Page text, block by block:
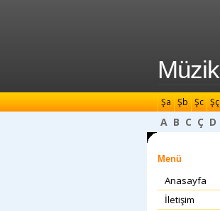
Müzik
Şa Şb Şc Şç
A B C Ç D
Menü
Anasayfa
İletişim